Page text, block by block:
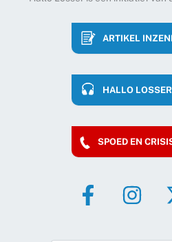
ARTIKEL
HALLO
SPOED EN